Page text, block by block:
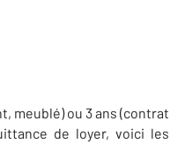
meublé) ou 3 ans (contrat
de loyer, voici les